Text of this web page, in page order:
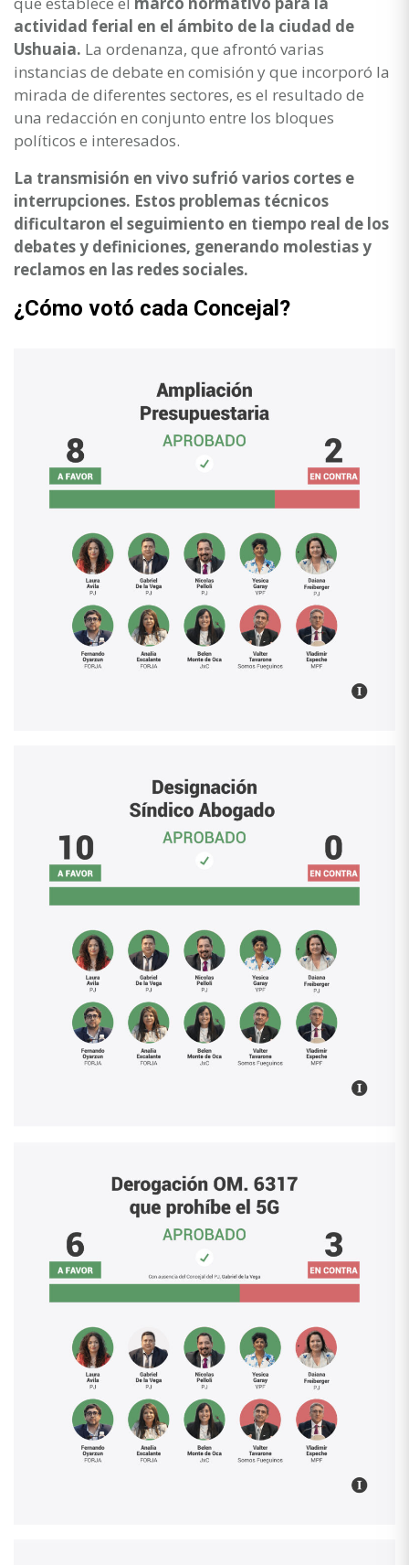
actividad ferial en el ámbito de la ciudad de
Ushuaia. La ordenanza, que afrontó varias
instancias de debate en comisión y que incorporó la
mirada de diferentes sectores, es el resultado de
una redacción en conjunto entre los bloques
políticos e interesados.
La transmisión en vivo sufrió varios cortes e
interrupciones. Estos problemas técnicos
dificultaron el seguimiento en tiempo real de los
debates y definiciones, generando molestias y
reclamos en las redes sociales.
¿Cómo votó cada Concejal?